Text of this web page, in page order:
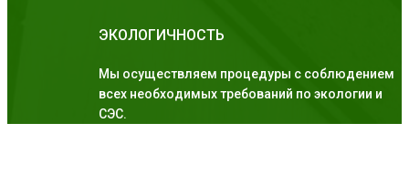
ЭКОЛОГИЧНОСТЬ
Мы осуществляем процедуры с соблюдением
всех необходимых требований по экологии и
СЭС.